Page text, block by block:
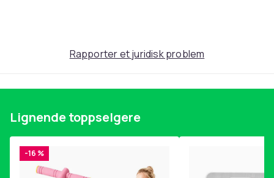
Rapporter et juridisk problem
Lignende toppselgere
-16 %